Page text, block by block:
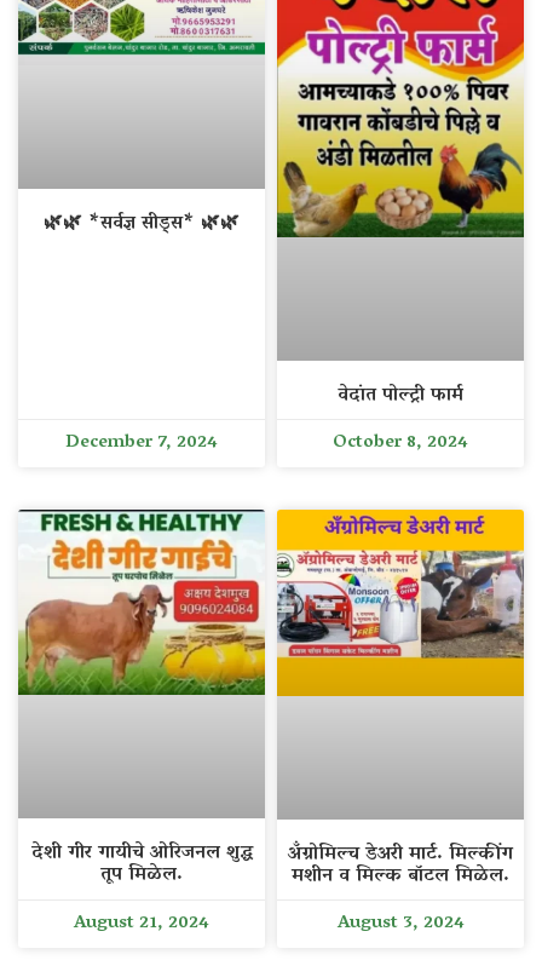
🌿🌿 *सर्वज्ञ सीड्स* 🌿🌿
December 7, 2024
वेदांत पोल्ट्री फार्म
October 8, 2024
देशी गीर गायीचे ओरिजनल शुद्ध
तूप मिळेल.
August 21, 2024
अँग्रोमिल्च डेअरी मार्ट. मिल्कींग
मशीन व मिल्क बॉटल मिळेल.
August 3, 2024